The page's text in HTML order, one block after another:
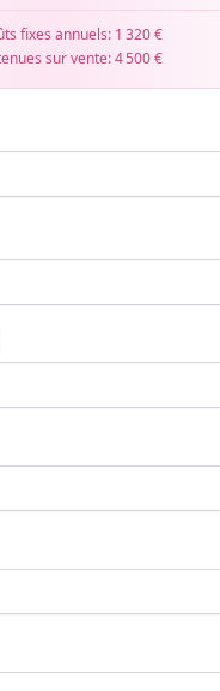
fixes annuels: 1 320 €
sur vente:4 500 €